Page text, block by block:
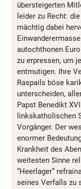
übersteigerten
leider zu Recht:
mächtig dabei
autochthonen
zu erpressen, um
entmutigen. Ihre
Raspails böse
unterscheiden,
Papst Benedikt
linkskatholischen
Vorgänger. Der
enormer
Krankheit des
weitesten Sinne
“Heerlager”
seines Verfalls zu